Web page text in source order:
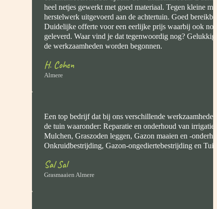
heel netjes gewerkt met goed materiaal. Tegen kleine
herstelwerk uitgevoerd aan de achtertuin. Goed
Duidelijke offerte voor een eerlijke prijs waarbij ook
geleverd. Waar vind je dat tegenwoordig nog?
de werkzaamheden worden begonnen.
H. Cohen
Almere
Een top bedrijf dat bij ons verschillende
de tuin waaronder: Reparatie en onderhoud van
Mulchen, Graszoden leggen, Gazon maaien en -
Onkruidbestrijding, Gazon-ongediertebestrijding en
Sal Sal
Grasmaaien Almere